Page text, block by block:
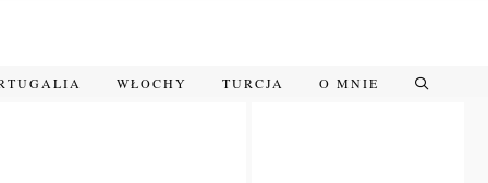
WŁOCHY TURCJA O MNIE